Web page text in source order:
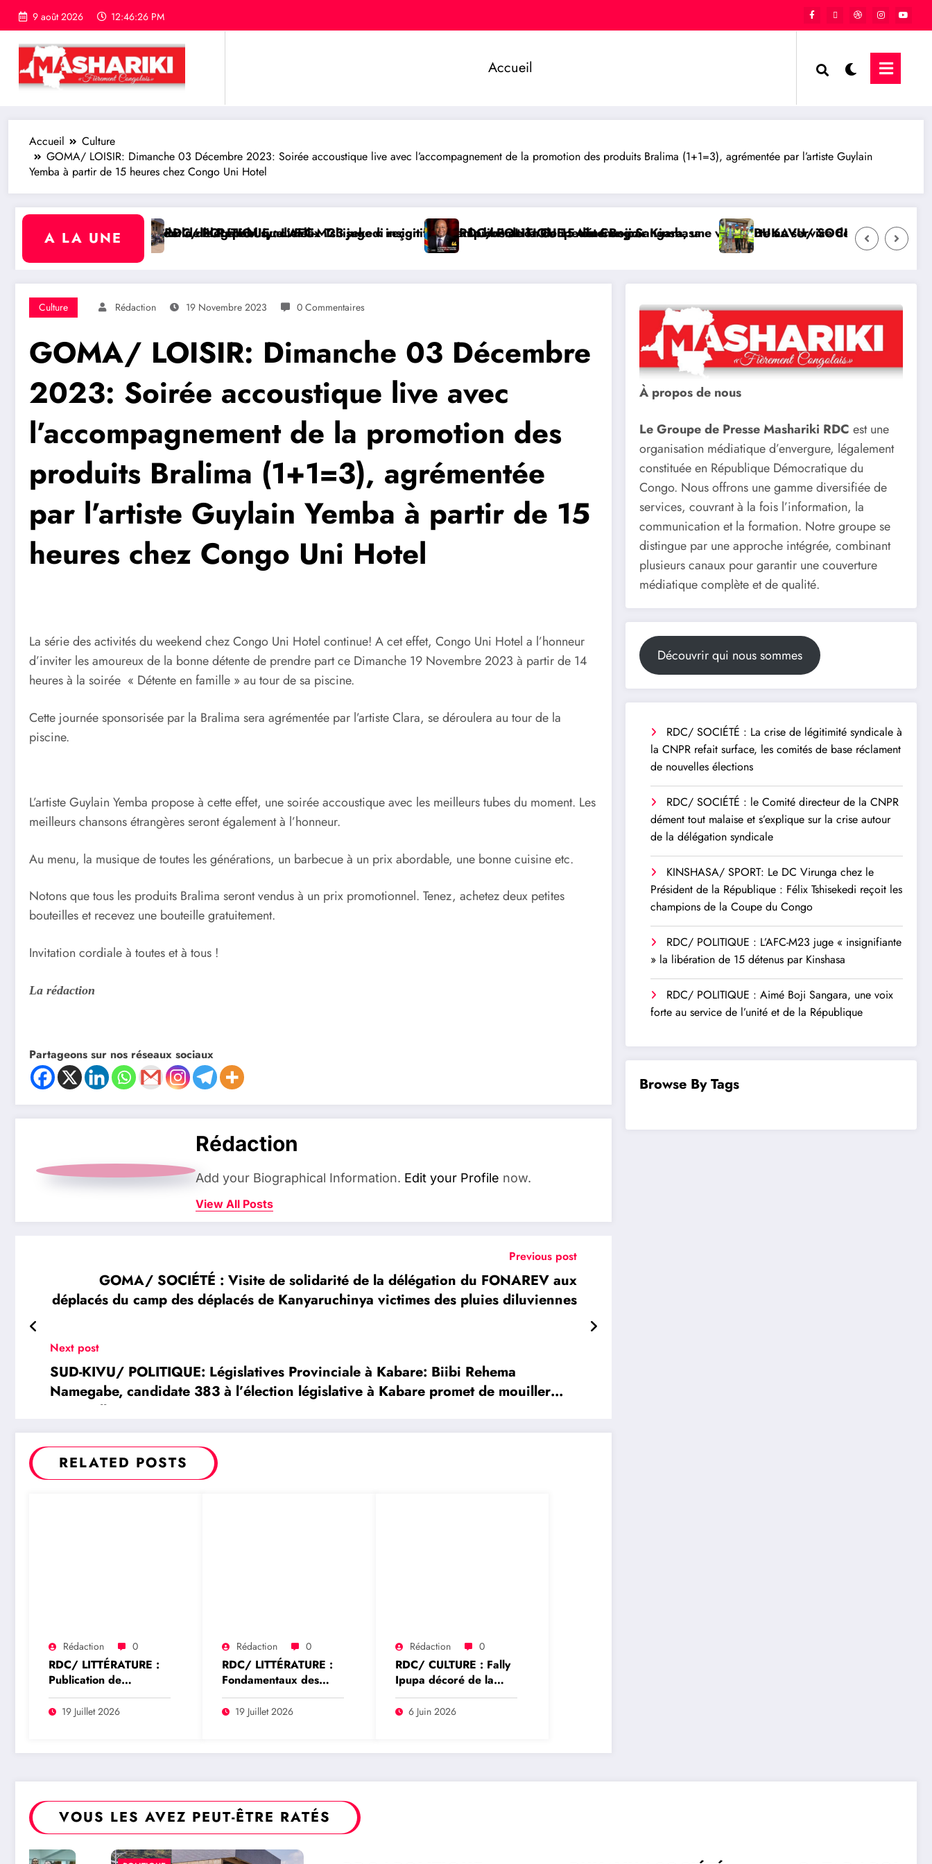
9 août 2026 12:46:26 PM
Accueil
Accueil
Culture
GOMA/ LOISIR: Dimanche 03 Décembre 2023: Soirée accoustique live avec l’accompagnement de la promotion des produits Bralima (1+1=3), agrémentée par l’artiste Guylain
Yemba à partir de 15 heures chez Congo Uni Hotel
A LA UNE
de la délégation syndicale
de la République : Félix Tshisekedi reçoit les champions de la Coupe du Congo
RDC/ POLITIQUE : L’AFC-M23 juge « insignifiante » la libération de 15 détenus par KinshasaRDC/ POLITIQUE : Aimé Boji Sangara, une voix forte au service de l’unité et de la République
BUKAVU/ SOCIÉTÉ : Lancement des travaux
Culture Rédaction 19 Novembre 2023 0 Commentaires
GOMA/ LOISIR: Dimanche 03 Décembre
2023: Soirée accoustique live avec
l’accompagnement de la promotion des
produits Bralima (1+1=3), agrémentée
par l’artiste Guylain Yemba à partir de 15
heures chez Congo Uni Hotel
La série des activités du weekend chez Congo Uni Hotel continue! A cet effet, Congo Uni Hotel a l’honneur
d’inviter les amoureux de la bonne détente de prendre part ce Dimanche 19 Novembre 2023 à partir de 14
heures à la soirée « Détente en famille » au tour de sa piscine.
Cette journée sponsorisée par la Bralima sera agrémentée par l’artiste Clara, se déroulera au tour de la
piscine.
L’artiste Guylain Yemba propose à cette effet, une soirée accoustique avec les meilleurs tubes du moment. Les
meilleurs chansons étrangères seront également à l’honneur.
Au menu, la musique de toutes les générations, un barbecue à un prix abordable, une bonne cuisine etc.
Notons que tous les produits Bralima seront vendus à un prix promotionnel. Tenez, achetez deux petites
bouteilles et recevez une bouteille gratuitement.
Invitation cordiale à toutes et à tous !
La rédaction
Partageons sur nos réseaux sociaux
Rédaction
Add your Biographical Information. Edit your Profile now.
View All Posts
Previous post
GOMA/ SOCIÉTÉ : Visite de solidarité de la délégation du FONAREV aux
déplacés du camp des déplacés de Kanyaruchinya victimes des pluies diluviennes
Next post
SUD-KIVU/ POLITIQUE: Législatives Provinciale à Kabare: Biibi Rehema
Namegabe, candidate 383 à l’élection législative à Kabare promet de mouiller
son maillot pour remporter un siège
RELATED POSTS
Rédaction 0
RDC/ LITTÉRATURE :
Publication de
l’ouvrage du
Professeur Sénateur
Ngakwiraki salue une
la réforme du système
financier congolais
19 Juillet 2026
Rédaction 0
RDC/ LITTÉRATURE :
Fondamentaux des
Assurances et
Banques: Pensée,
Professeur Modeste
(Tribune)
19 Juillet 2026
Rédaction 0
RDC/ CULTURE : Fally
Ipupa décoré de la
Médaille d’or du Mérite
des Arts, Sciences et
6 Juin 2026
À propos de nous
Le Groupe de Presse Mashariki RDC est une
organisation médiatique d’envergure, légalement
constituée en République Démocratique du
Congo. Nous offrons une gamme diversifiée de
services, couvrant à la fois l’information, la
communication et la formation. Notre groupe se
distingue par une approche intégrée, combinant
plusieurs canaux pour garantir une couverture
médiatique complète et de qualité.
Découvrir qui nous sommes
RDC/ SOCIÉTÉ : La crise de légitimité syndicale à
la CNPR refait surface, les comités de base réclament
de nouvelles élections
RDC/ SOCIÉTÉ : le Comité directeur de la CNPR
dément tout malaise et s’explique sur la crise autour
de la délégation syndicale
KINSHASA/ SPORT: Le DC Virunga chez le
Président de la République : Félix Tshisekedi reçoit les
champions de la Coupe du Congo
RDC/ POLITIQUE : L’AFC-M23 juge « insignifiante
» la libération de 15 détenus par Kinshasa
RDC/ POLITIQUE : Aimé Boji Sangara, une voix
forte au service de l’unité et de la République
Browse By Tags
VOUS LES AVEZ PEUT-ÊTRE RATÉS